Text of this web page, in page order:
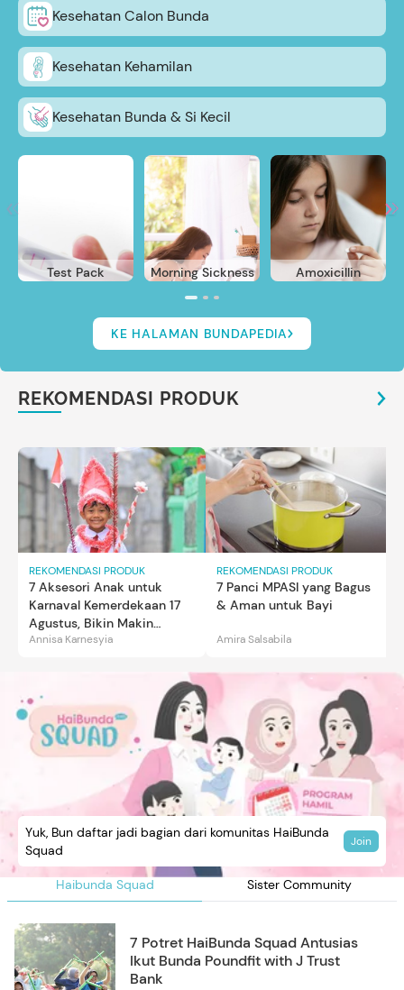
Kesehatan Calon Bunda
Kesehatan Kehamilan
Kesehatan Bunda & Si Kecil
Test Pack Morning Sickness Amoxicillin
KE HALAMAN BUNDAPEDIA
REKOMENDASI PRODUK
REKOMENDASI PRODUK
7 Aksesori Anak untuk
Karnaval Kemerdekaan 17
Agustus, Bikin Makin
Gemas
Annisa Karnesyia
REKOMENDASI PRODUK
7 Panci MPASI yang Bagus
& Aman untuk Bayi
Amira Salsabila
Haibunda Squad Sister Community
Yuk, Bun daftar jadi bagian dari komunitas HaiBunda
Squad
Join
7 Potret HaiBunda Squad Antusias
Ikut Bunda Poundfit with J Trust
Bank